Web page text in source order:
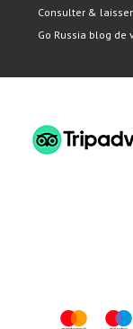
Consulter &
Go Russia blog de